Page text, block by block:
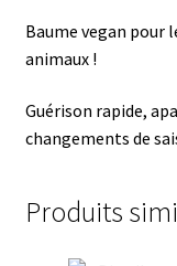
Baume vegan pour
animaux !
Guérison rapide,
changements de
Produits